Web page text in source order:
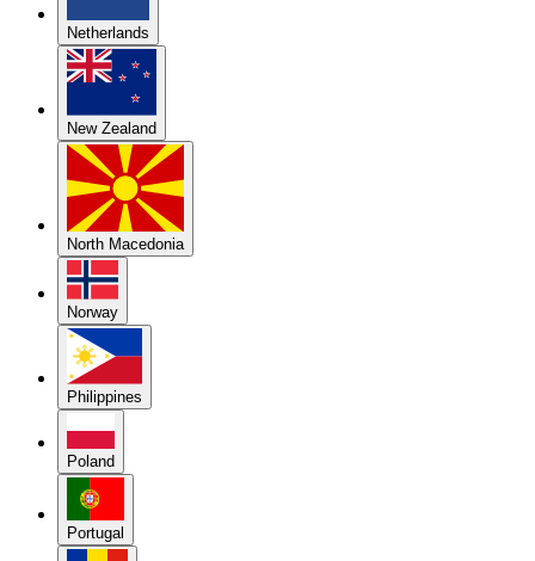
Netherlands
New Zealand
North Macedonia
Norway
Philippines
Poland
Portugal